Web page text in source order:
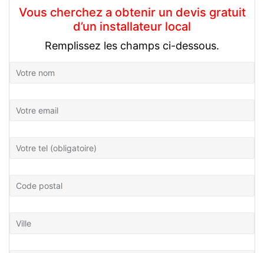
Vous cherchez a obtenir un devis gratuit
d’un installateur local
Remplissez les champs ci-dessous.